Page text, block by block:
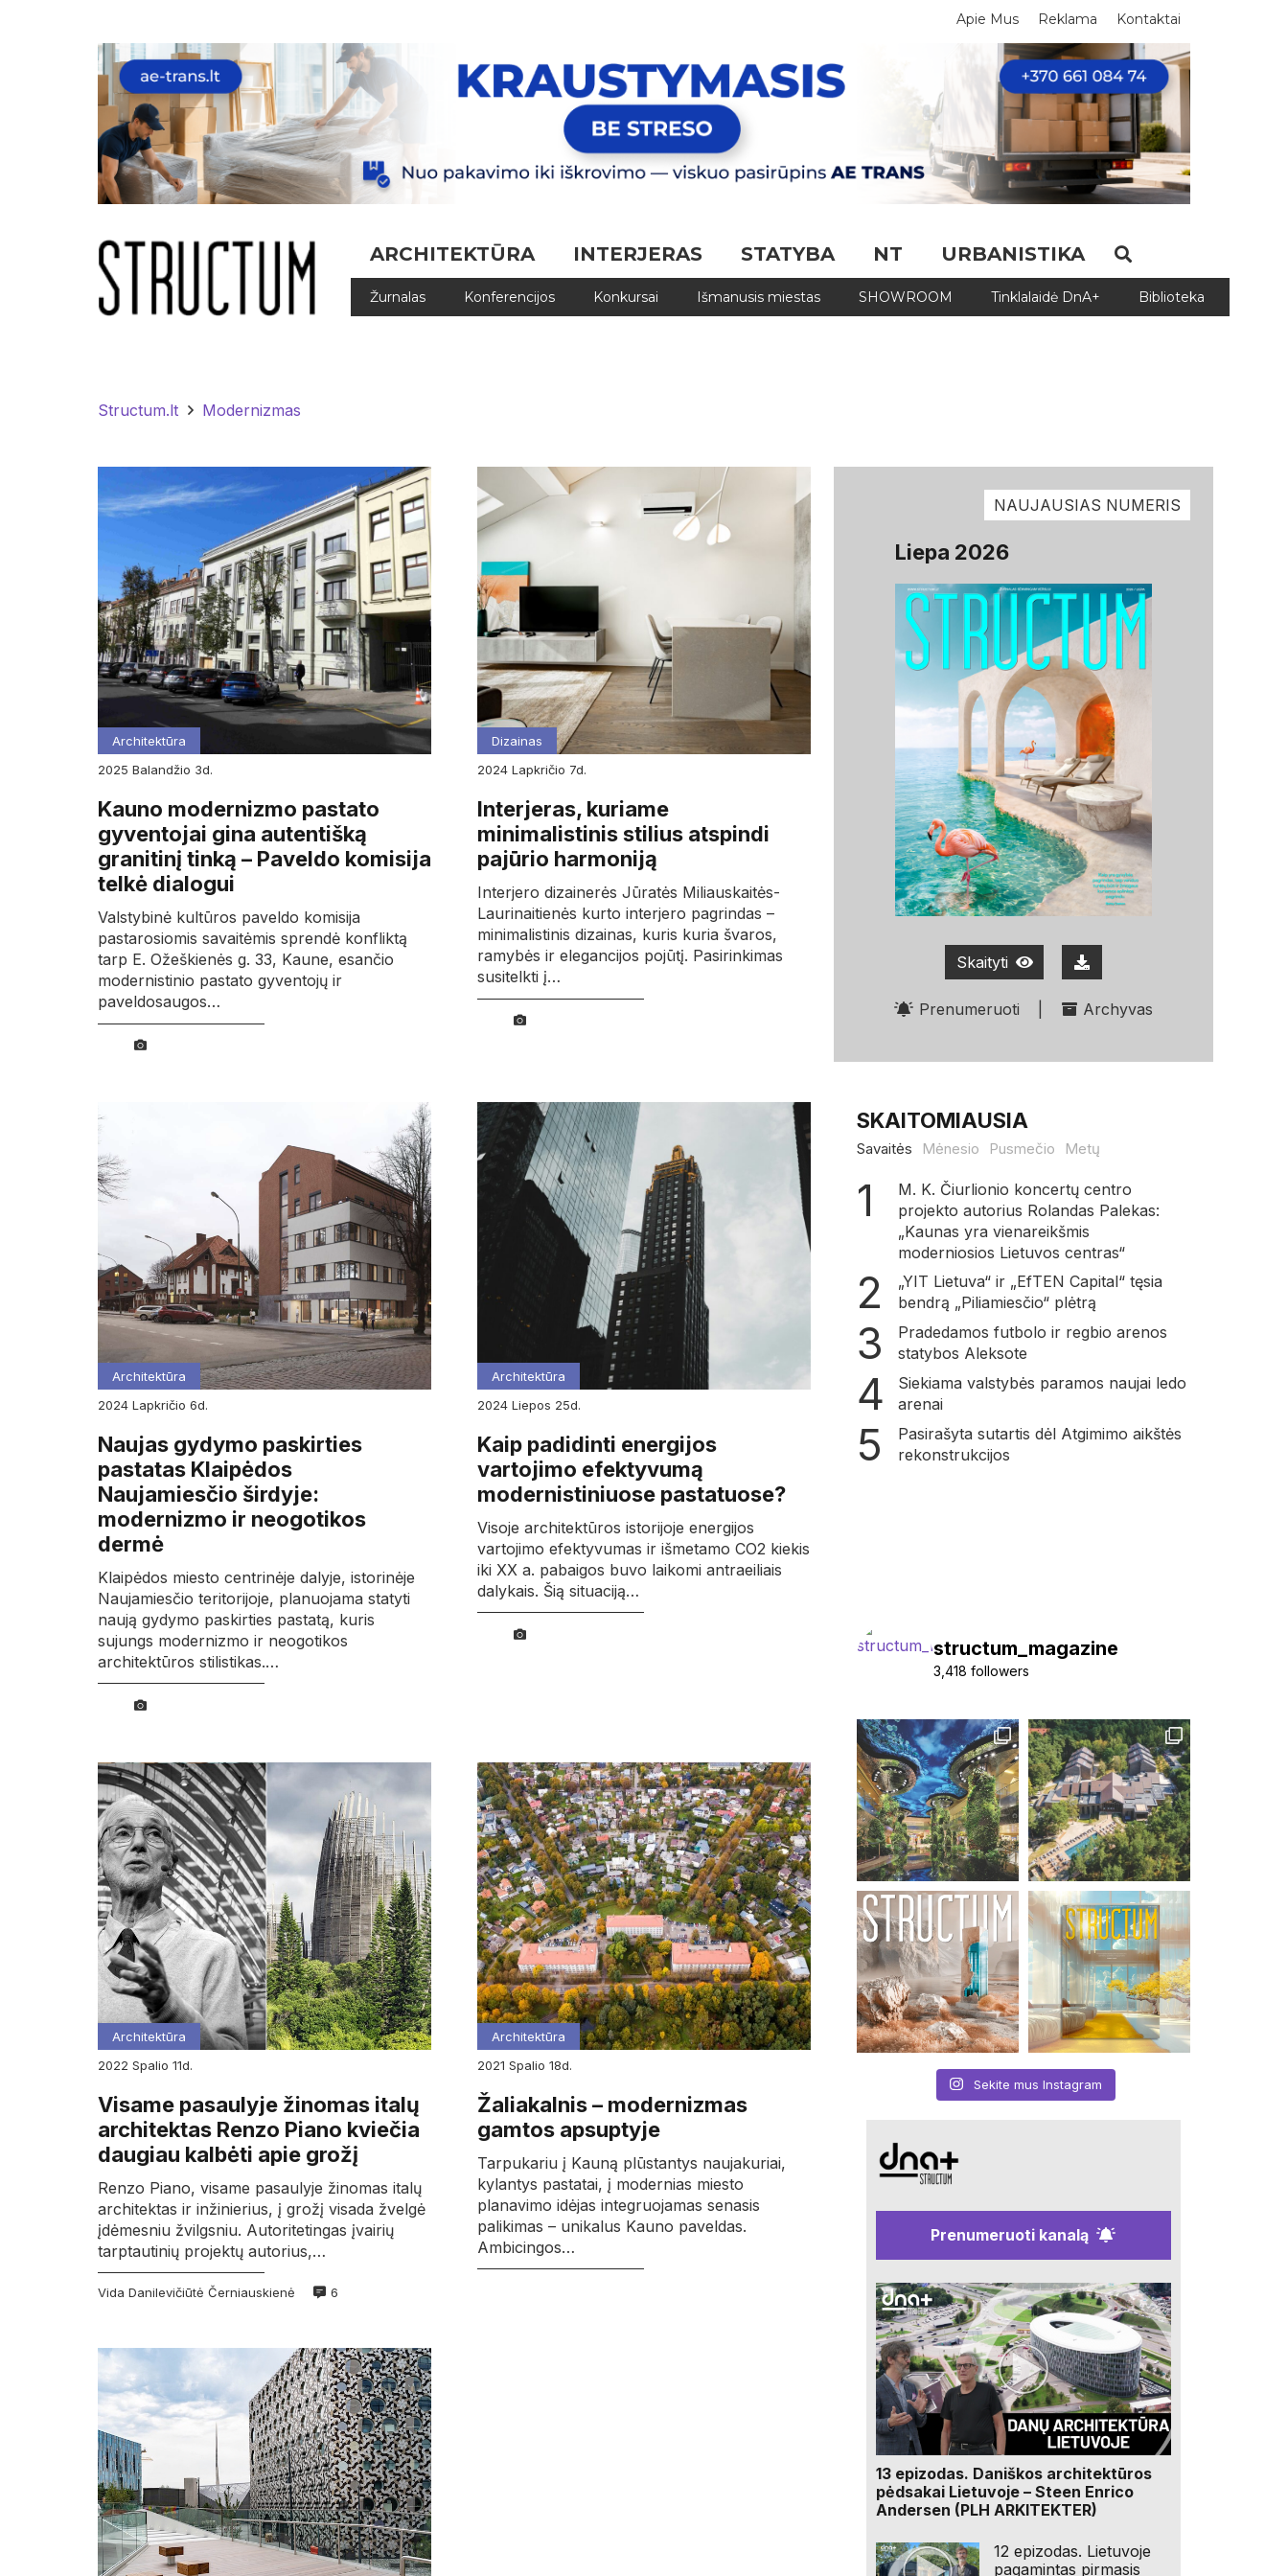
Apie Mus Reklama Kontaktai
ARCHITEKTŪRA INTERJERAS STATYBA NT URBANISTIKA
Žurnalas Konferencijos Konkursai Išmanusis miestas SHOWROOM Tinklalaidė DnA+ Biblioteka
Structum.lt Modernizmas
Architektūra
2025
balandžio 3d.
Kauno modernizmo pastato
gyventojai gina autentišką
granitinį tinką – Paveldo komisija
telkė dialogui
Valstybinė kultūros paveldo komisija
pastarosiomis savaitėmis sprendė konfliktą
tarp E. Ožeškienės g. 33, Kaune, esančio
modernistinio pastato gyventojų ir
paveldosaugos…
Dizainas
2024
lapkričio 7d.
Interjeras, kuriame
minimalistinis stilius atspindi
pajūrio harmoniją
Interjero dizainerės Jūratės Miliauskaitės-
Laurinaitienės kurto interjero pagrindas –
minimalistinis dizainas, kuris kuria švaros,
ramybės ir elegancijos pojūtį. Pasirinkimas
susitelkti į…
Architektūra
2024
lapkričio 6d.
Naujas gydymo paskirties
pastatas Klaipėdos
Naujamiesčio širdyje:
modernizmo ir neogotikos
dermė
Klaipėdos miesto centrinėje dalyje, istorinėje
Naujamiesčio teritorijoje, planuojama statyti
naują gydymo paskirties pastatą, kuris
sujungs modernizmo ir neogotikos
architektūros stilistikas.…
Architektūra
2024
liepos 25d.
Kaip padidinti energijos
vartojimo efektyvumą
modernistiniuose pastatuose?
Visoje architektūros istorijoje energijos
vartojimo efektyvumas ir išmetamo CO2 kiekis
iki XX a. pabaigos buvo laikomi antraeiliais
dalykais. Šią situaciją…
Architektūra
2022
spalio 11d.
Visame pasaulyje žinomas italų
architektas Renzo Piano kviečia
daugiau kalbėti apie grožį
Renzo Piano, visame pasaulyje žinomas italų
architektas ir inžinierius, į grožį visada žvelgė
įdėmesniu žvilgsniu. Autoritetingas įvairių
tarptautinių projektų autorius,…
Vida Danilevičiūtė Černiauskienė 6
Architektūra
2021
spalio 18d.
Žaliakalnis – modernizmas
gamtos apsuptyje
Tarpukariu į Kauną plūstantys naujakuriai,
kylantys pastatai, į modernias miesto
planavimo idėjas integruojamas senasis
palikimas – unikalus Kauno paveldas.
Ambicingos…
NAUJAUSIAS NUMERIS
Liepa 2026
Skaityti
Prenumeruoti Archyvas
SKAITOMIAUSIA
Savaitės Mėnesio Pusmečio Metų
M. K. Čiurlionio koncertų centro
projekto autorius Rolandas Palekas:
„Kaunas yra vienareikšmis
moderniosios Lietuvos centras“
„YIT Lietuva“ ir „EfTEN Capital“ tęsia
bendrą „Piliamiesčio“ plėtrą
Pradedamos futbolo ir regbio arenos
statybos Aleksote
Siekiama valstybės paramos naujai ledo
arenai
Pasirašyta sutartis dėl Atgimimo aikštės
rekonstrukcijos
structum_magazine
3,418 followers
Sekite mus Instagram
Prenumeruoti kanalą
13 epizodas. Daniškos architektūros
pėdsakai Lietuvoje – Steen Enrico
Andersen (PLH ARKITEKTER)
12 epizodas. Lietuvoje
pagamintas pirmasis